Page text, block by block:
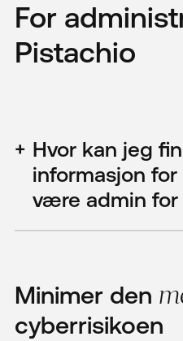
For
Pistachio
Hvor kan jeg
informasjon
være admin for
Minimer den
cyberrisikoen